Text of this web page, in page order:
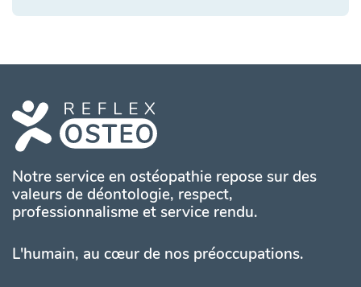
Notre service en ostéopathie repose sur des
valeurs de déontologie, respect,
professionnalisme et service rendu.
L'humain, au cœur de nos préoccupations.